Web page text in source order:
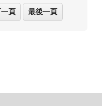
一頁 最後一頁